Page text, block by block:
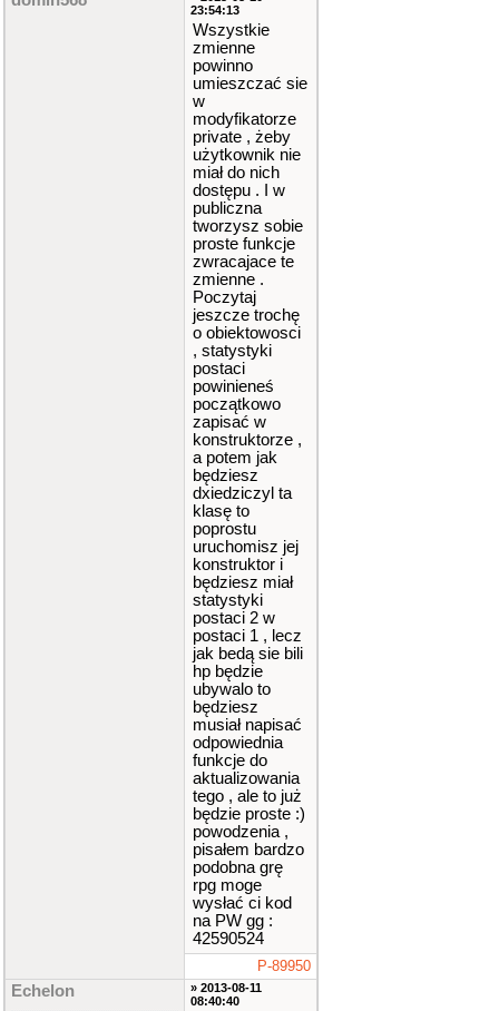
23:54:13
Wszystkie
zmienne
powinno
umieszczać sie
w
modyfikatorze
private , żeby
użytkownik nie
miał do nich
dostępu . I w
publiczna
tworzysz sobie
proste funkcje
zwracajace te
zmienne .
Poczytaj
jeszcze trochę
o obiektowosci
, statystyki
postaci
powinieneś
początkowo
zapisać w
konstruktorze ,
a potem jak
będziesz
dxiedziczyl ta
klasę to
poprostu
uruchomisz jej
konstruktor i
będziesz miał
statystyki
postaci 2 w
postaci 1 , lecz
jak bedą sie bili
hp będzie
ubywalo to
będziesz
musiał napisać
odpowiednia
funkcje do
aktualizowania
tego , ale to już
będzie proste :)
powodzenia ,
pisałem bardzo
podobna grę
rpg moge
wysłać ci kod
na PW gg :
42590524
P-89950
Echelon
» 2013-08-11
08:40:40